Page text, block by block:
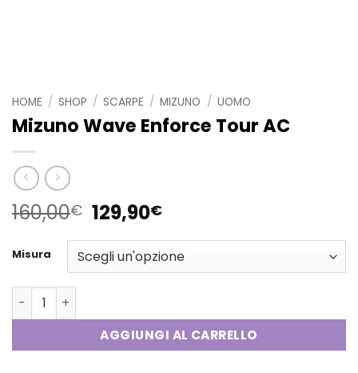
HOME / SHOP / SCARPE / MIZUNO / UOMO
Mizuno Wave Enforce Tour AC
160,00€ Il
originale
era:
129,90€Il
attuale
è:
Misura
Mizuno Wave Enforce Tour AC quantità
AGGIUNGI AL CARRELLO